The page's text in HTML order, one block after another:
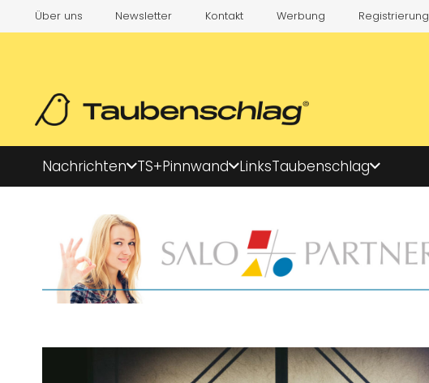
Über uns Newsletter Kontakt Werbung Registrierung
Nachrichten TS+Pinnwand LinksTaubenschlag